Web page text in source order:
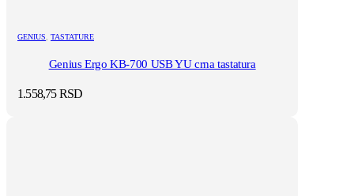
GENIUS TASTATURE
Genius Ergo KB-700 USB YU crna tastatura
1.558,75RSD